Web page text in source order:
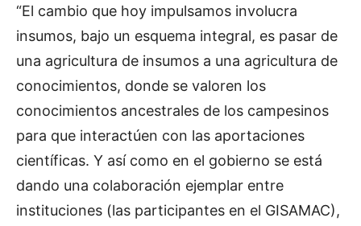
“El cambio que hoy impulsamos involucra
insumos, bajo un esquema integral, es pasar de
una agricultura de insumos a una agricultura de
conocimientos, donde se valoren los
conocimientos ancestrales de los campesinos
para que interactúen con las aportaciones
científicas. Y así como en el gobierno se está
dando una colaboración ejemplar entre
instituciones (las participantes en el GISAMAC),